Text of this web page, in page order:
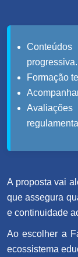
progressiva.
Formação
A proposta vai
que assegura
e continuidade
Ao escolher a
ecossistema